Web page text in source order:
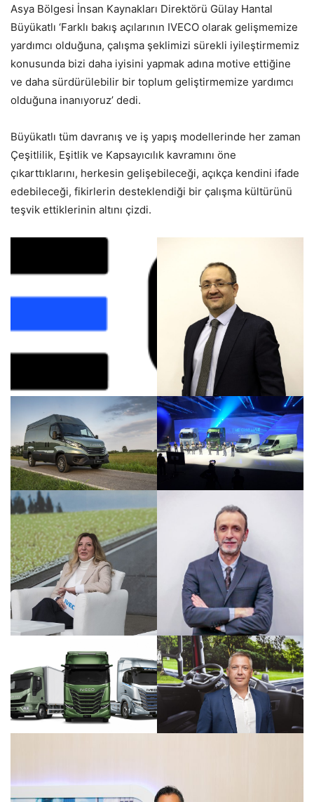
Asya Bölgesi İnsan Kaynakları Direktörü Gülay Hantal
Büyükatlı ‘Farklı bakış açılarının IVECO olarak gelişmemize
yardımcı olduğuna, çalışma şeklimizi sürekli iyileştirmemiz
konusunda bizi daha iyisini yapmak adına motive ettiğine
ve daha sürdürülebilir bir toplum geliştirmemize yardımcı
olduğuna inanıyoruz’ dedi.
Büyükatlı tüm davranış ve iş yapış modellerinde her zaman
Çeşitlilik, Eşitlik ve Kapsayıcılık kavramını öne
çıkarttıklarını, herkesin gelişebileceği, açıkça kendini ifade
edebileceği, fikirlerin desteklendiği bir çalışma kültürünü
teşvik ettiklerinin altını çizdi.